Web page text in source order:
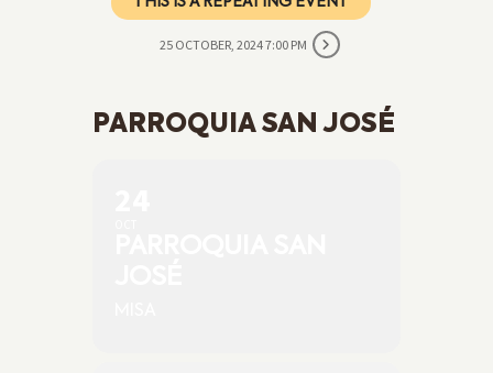
25 OCTOBER, 2024 7:00 PM
PARROQUIA SAN JOSÉ